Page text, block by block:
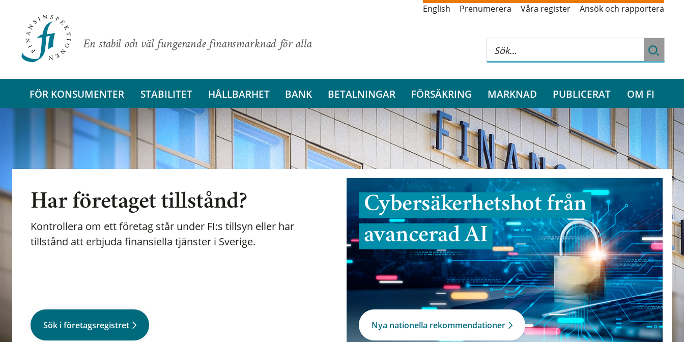
En stabil och väl fungerande finansmarknad för alla
English Prenumerera Våra register Ansök och rapportera
FÖR KONSUMENTER STABILITET HÅLLBARHET BANK BETALNINGAR FÖRSÄKRING MARKNAD PUBLICERAT OM FI
Har företaget tillstånd?
Kontrollera om ett företag står under FI:s tillsyn eller har
tillstånd att erbjuda finansiella tjänster i Sverige.
Sök i företagsregistret
Cybersäkerhetshot från
avancerad AI
Nya nationella rekommendationer